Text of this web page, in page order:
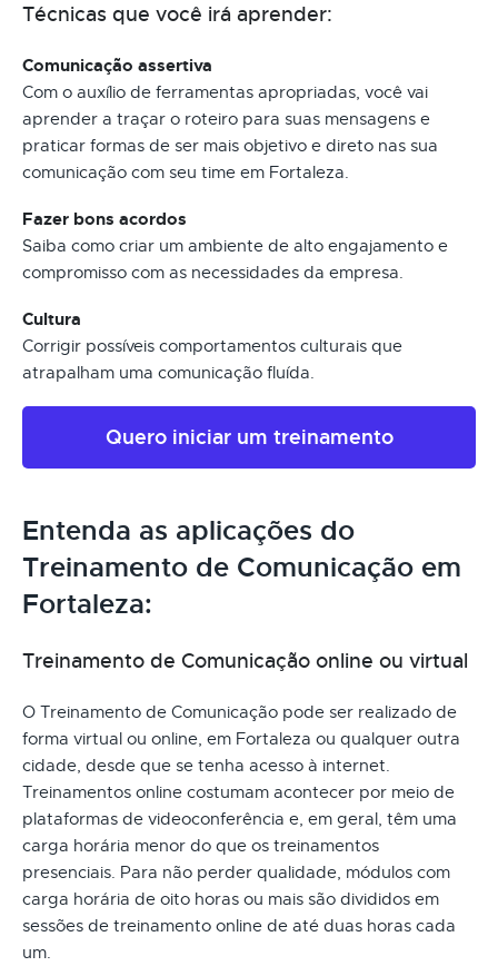
Técnicas que você irá aprender:
Comunicação assertiva
Com o auxílio de ferramentas apropriadas, você vai
aprender a traçar o roteiro para suas mensagens e
praticar formas de ser mais objetivo e direto nas sua
comunicação com seu time em Fortaleza.
Fazer bons acordos
Saiba como criar um ambiente de alto engajamento e
compromisso com as necessidades da empresa.
Cultura
Corrigir possíveis comportamentos culturais que
atrapalham uma comunicação fluída.
Quero iniciar um treinamento
Entenda as aplicações do
Treinamento de Comunicação em
Fortaleza:
Treinamento de Comunicação online ou virtual
O Treinamento de Comunicação pode ser realizado de
forma virtual ou online, em Fortaleza ou qualquer outra
cidade, desde que se tenha acesso à internet.
Treinamentos online costumam acontecer por meio de
plataformas de videoconferência e, em geral, têm uma
carga horária menor do que os treinamentos
presenciais. Para não perder qualidade, módulos com
carga horária de oito horas ou mais são divididos em
sessões de treinamento online de até duas horas cada
um.